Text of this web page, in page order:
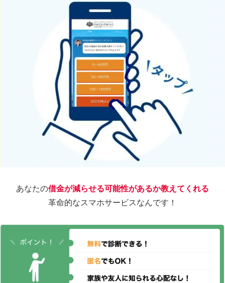
借金が減らせる可能性があるか教えてくれる
革命的なスマホサービスなんです！
実は一般にはあまり
知られていないだけで、